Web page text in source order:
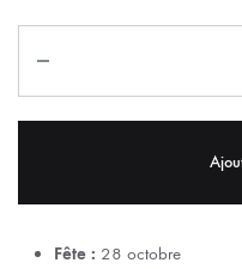
Fête : 28 octobre